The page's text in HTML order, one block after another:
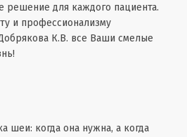
решение для каждого пациента.
и профессионализму
К.В. все Ваши смелые
шеи: когда она нужна, а когда